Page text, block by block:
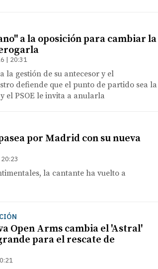
a la oposición para cambiar la
| 20:31
la gestión de su antecesor y el
defiende que el punto de partido sea la
el PSOE le invita a anularla
por Madrid con su nueva
la cantante ha vuelto a
Open Arms cambia el 'Astral'
para el rescate de